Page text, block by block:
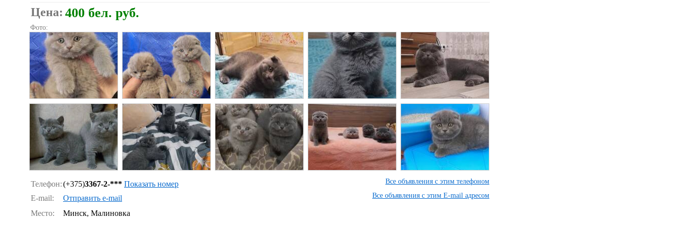
Цена: 400 бел. руб.
Фото:
Телефон:(+375)3367-2-*** Показать номер Все объявления с этим телефоном
E-mail: Отправить e-mail Все объявления с этим E-mail адресом
Место: Минск, Малиновка